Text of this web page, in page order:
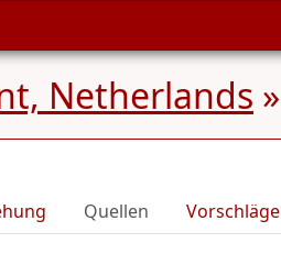
Netherlands »
Quellen Vorschläge